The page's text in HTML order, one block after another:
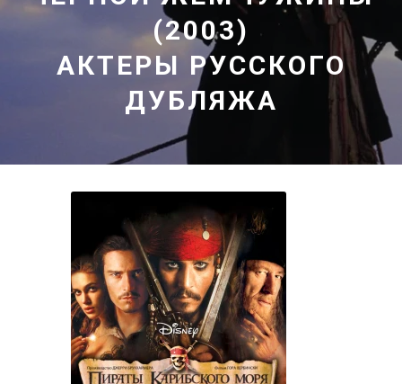
8 800 200-45-51
Заказать звонок
8 800 200-45-51
Заказать звонок
(2003)
—
АКТЕРЫ РУССКОГО
ДУБЛЯЖА